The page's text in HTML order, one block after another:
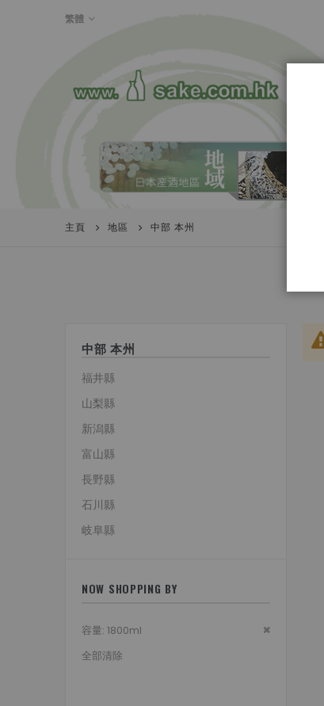
LANGUAGE
繁體
主頁 地區 中部 本州
中部 本州
福井縣
山梨縣
新潟縣
富山縣
長野縣
石川縣
岐阜縣
NOW SHOPPING BY
容量 1800ml
刪
全部清除